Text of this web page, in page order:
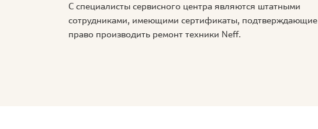
С специалисты сервисного центра являются штатными
сотрудниками, имеющими сертификаты, подтверждающие
право производить ремонт техники Neff.